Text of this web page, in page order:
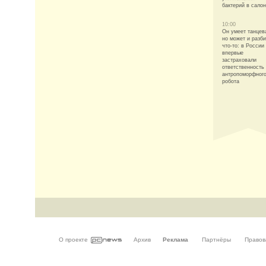
бактерий в
10:00
Он умеет
но может и
что-то: в России
впервые
застраховали
ответственность
антропоморфного
робота
О проекте Архив Реклама Партнёры